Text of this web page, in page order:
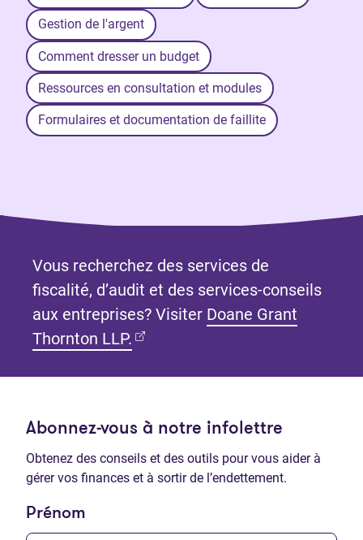
Gestion de l'argent
Comment dresser un budget
Ressources en consultation et modules
Formulaires et documentation de faillite
Vous recherchez des services de
fiscalité, d’audit et des services-conseils
aux entreprises? Visiter Doane Grant
Thornton LLP. (Ouvre dans un nouvel onglet)
Abonnez-vous à notre infolettre
Obtenez des conseils et des outils pour vous aider à
gérer vos finances et à sortir de l’endettement.
Prénom